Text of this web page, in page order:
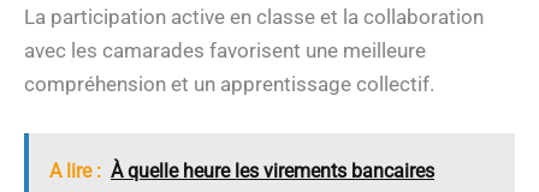
La participation active en classe et la collaboration
avec les camarades favorisent une meilleure
compréhension et un apprentissage collectif.
A lire : À quelle heure les virements bancaires